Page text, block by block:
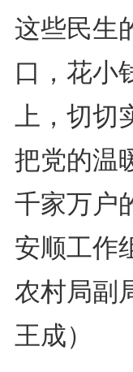
这些民生
口，花小
上，切
把党的温
千家万户
安顺工作
农村局副
王成）